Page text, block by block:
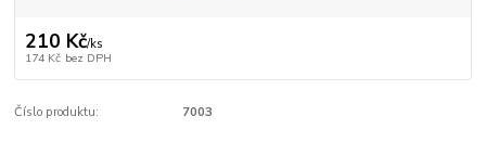
210 Kč/ks
174 Kč bez DPH
Číslo produktu: 7003